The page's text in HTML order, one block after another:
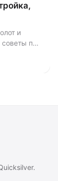
и
советы по